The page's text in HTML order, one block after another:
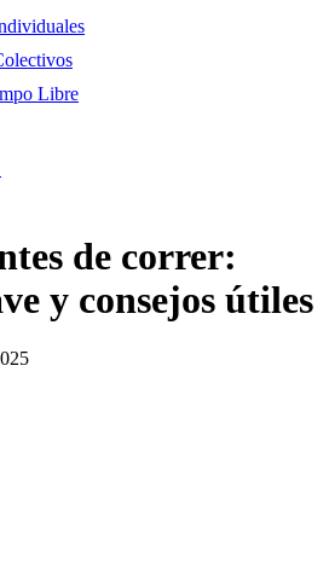
Libre
de correr:
y consejos útiles